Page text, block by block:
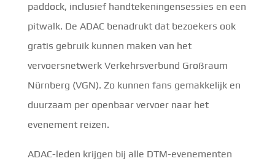
paddock, inclusief handtekeningensessies en een
pitwalk. De ADAC benadrukt dat bezoekers ook
gratis gebruik kunnen maken van het
vervoersnetwerk Verkehrsverbund Großraum
Nürnberg (VGN). Zo kunnen fans gemakkelijk en
duurzaam per openbaar vervoer naar het
evenement reizen.
ADAC-leden krijgen bij alle DTM-evenementen